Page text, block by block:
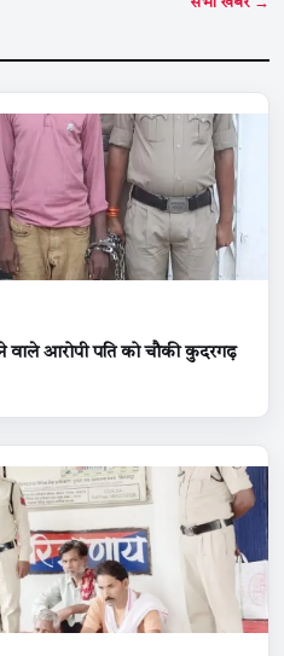
सभी खबरें →
वाले आरोपी पति को चौकी कुदरगढ़